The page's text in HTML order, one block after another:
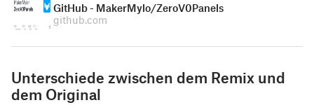
GitHub - MakerMylo/ZeroV0Panels
github.com
Unterschiede zwischen dem Remix und
dem Original